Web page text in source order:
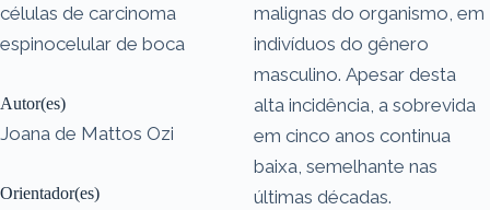
células de carcinoma
espinocelular de boca
Autor(es)
Joana de Mattos Ozi
Orientador(es)
malignas do organismo, em
indivíduos do gênero
masculino. Apesar desta
alta incidência, a sobrevida
em cinco anos continua
baixa, semelhante nas
últimas décadas.